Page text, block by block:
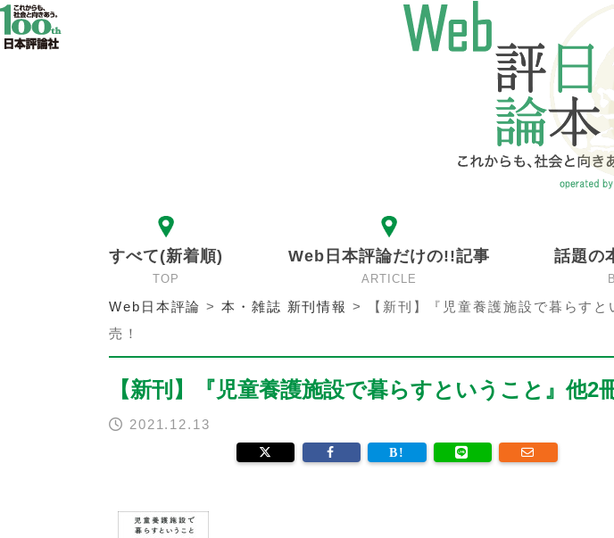
すべて(新着順)
TOP
Web日本評論だけの!!記事
ARTICLE
話題の
Web日本評論 >本・雑誌 新刊情報 >
【新刊】『児童養護施設で暮らす
売！
【新刊】『児童養護施設で暮らすということ』他2
2021.12.13